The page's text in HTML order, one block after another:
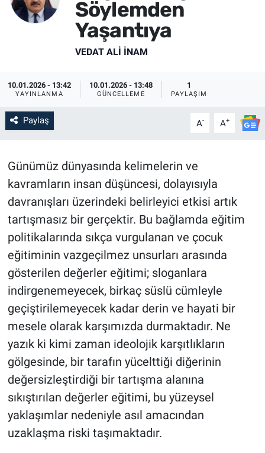
Söylemden
Yaşantıya
VEDAT ALI İNAM
10.01.2026 - 13:42
YAYINLANMA
10.01.2026 - 13:48
GÜNCELLEME
1
PAYLAŞIM
Paylaş A- A+
Günümüz dünyasında kelimelerin ve
kavramların insan düşüncesi, dolayısıyla
davranışları üzerindeki belirleyici etkisi artık
tartışmasız bir gerçektir. Bu bağlamda eğitim
politikalarında sıkça vurgulanan ve çocuk
eğitiminin vazgeçilmez unsurları arasında
gösterilen değerler eğitimi; sloganlara
indirgenemeyecek, birkaç süslü cümleyle
geçiştirilemeyecek kadar derin ve hayati bir
mesele olarak karşımızda durmaktadır. Ne
yazık ki kimi zaman ideolojik karşıtlıkların
gölgesinde, bir tarafın yücelttiği diğerinin
değersizleştirdiği bir tartışma alanına
sıkıştırılan değerler eğitimi, bu yüzeysel
yaklaşımlar nedeniyle asıl amacından
uzaklaşma riski taşımaktadır.
SİYASET
SAĞLIK